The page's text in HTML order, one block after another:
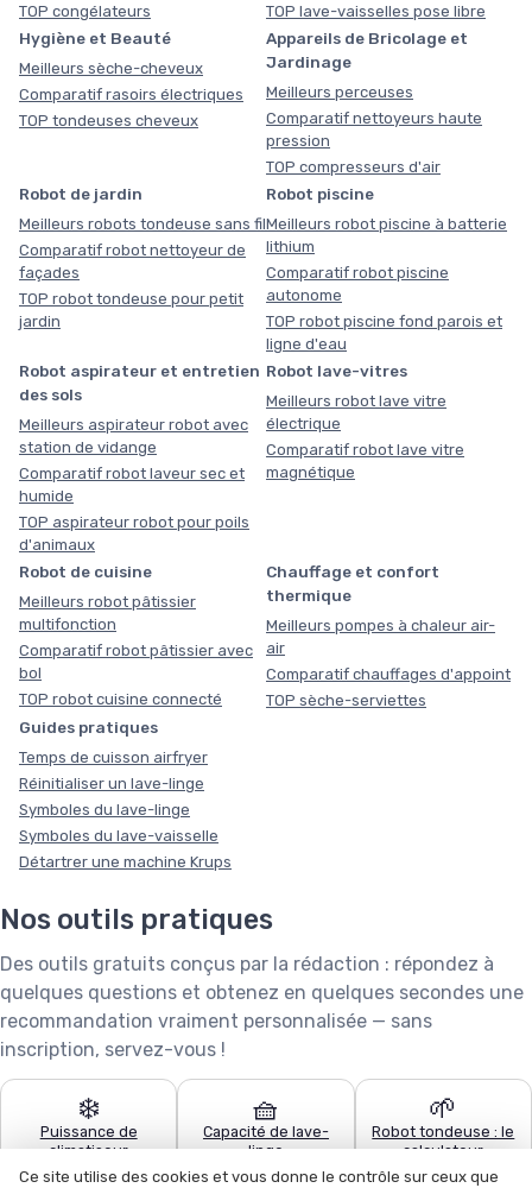
TOP congélateurs
TOP lave-vaisselles pose libre
Hygiène et Beauté
Meilleurs sèche-cheveux
Comparatif rasoirs électriques
TOP tondeuses cheveux
Appareils de Bricolage et
Jardinage
Meilleurs perceuses
Comparatif nettoyeurs haute
pression
TOP compresseurs d'air
Robot de jardin
Meilleurs robots tondeuse sans fil
Comparatif robot nettoyeur de
façades
TOP robot tondeuse pour petit
jardin
Robot piscine
Meilleurs robot piscine à batterie
lithium
Comparatif robot piscine
autonome
TOP robot piscine fond parois et
ligne d'eau
Robot aspirateur et entretien
des sols
Meilleurs aspirateur robot avec
station de vidange
Comparatif robot laveur sec et
humide
TOP aspirateur robot pour poils
d'animaux
Robot lave-vitres
Meilleurs robot lave vitre
électrique
Comparatif robot lave vitre
magnétique
Robot de cuisine
Meilleurs robot pâtissier
multifonction
Comparatif robot pâtissier avec
bol
TOP robot cuisine connecté
Chauffage et confort
thermique
Meilleurs pompes à chaleur air-
air
Comparatif chauffages d'appoint
TOP sèche-serviettes
Guides pratiques
Temps de cuisson airfryer
Réinitialiser un lave-linge
Symboles du lave-linge
Symboles du lave-vaisselle
Détartrer une machine Krups
Nos outils pratiques
Des outils gratuits conçus par la rédaction : répondez à
quelques questions et obtenez en quelques secondes une
recommandation vraiment personnalisée — sans
inscription, servez-vous !
❄️
Puissance de
climatiseur
🧺
Capacité de lave-
linge
🌱
Robot tondeuse : le
calculateur
Ce site utilise des cookies et vous donne le contrôle sur ceux que